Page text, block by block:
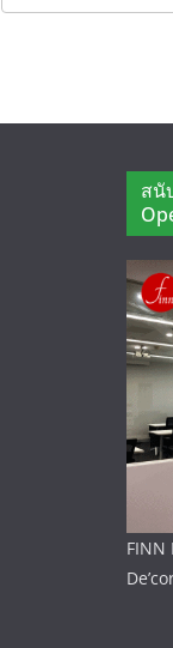
สนั
FINN